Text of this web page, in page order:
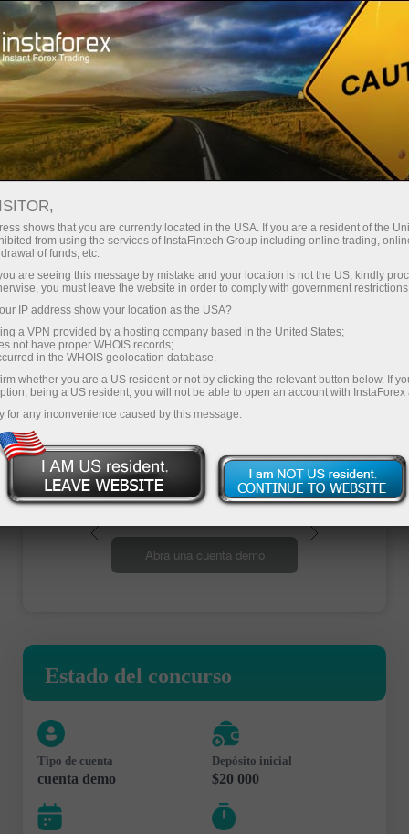
Campañas Concursos Especulación Real
Especulación Real
Concurso mensual entre cuentas demo. El
pozo de premio del torneo es $6,000 por mes y
$72,000 por año. Aquellos que realicen los
mayores depósitos serán anunciados como los
ganadores.
Participar
Abra una cuenta de operaciones
Abra una cuenta demo
Estado del concurso
Tipo de cuenta
cuenta demo
Depósito inicial
$20 000
shows that you are currently located in the USA. If you are a resident of the
from using the services of InstaFintech Group including online trading,
of funds, etc.
are seeing this message by mistake and your location is not the US, kindly
you must leave the website in order to comply with government
IP address show your location as the USA?
a VPN provided by a hosting company based in the United States;
not have proper WHOIS records;
in the WHOIS geolocation database.
whether you are a US resident or not by clicking the relevant button below. If
being a US resident, you will not be able to open an account with InstaForex
for any inconvenience caused by this message.